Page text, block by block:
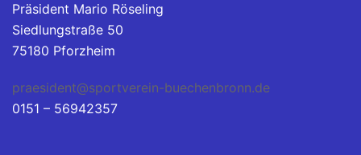
Präsident Mario Röseling
Siedlungstraße 50
75180 Pforzheim
praesident@sportverein-buechenbronn.de
0151 – 56942357